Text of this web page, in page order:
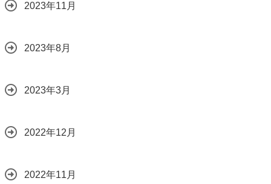
2023年11月
2023年8月
2023年3月
2022年12月
2022年11月